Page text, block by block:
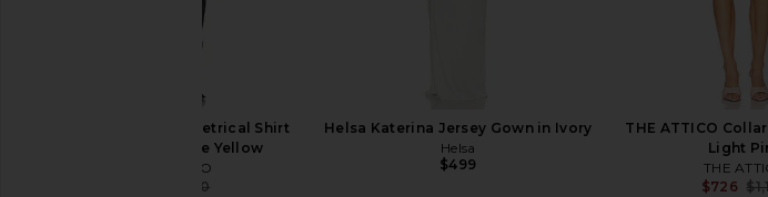
THE ATTICO Asymmetrical Shirt
Mini Dress in Pale Yellow
THE ATTICO
$890
Helsa Katerina Jersey Gown in Ivory
Helsa
$499
THE ATTICO
Light
THE
$726